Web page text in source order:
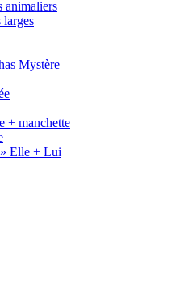
animaliers
larges
Mystère
+ manchette
Elle + Lui